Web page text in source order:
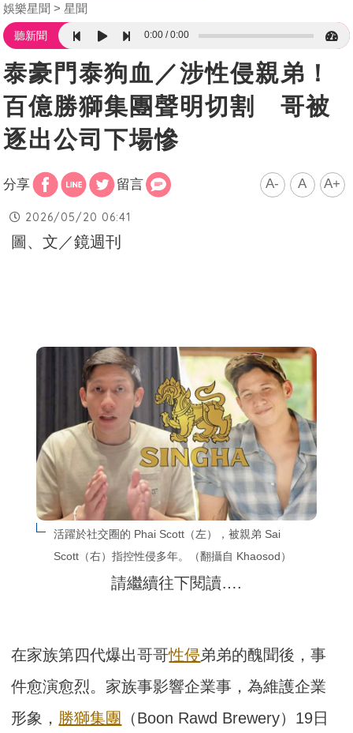
娛樂星聞 星聞
聽新聞 0:00 0:00
泰豪門泰狗血／涉性侵親弟！
百億勝獅集團聲明切割 哥被
逐出公司下場慘
分享 留言 A- A A+
2026/05/20 06:41
圖、文／鏡週刊
活躍於社交圈的 Phai Scott（左），被親弟 Sai
Scott（右）指控性侵多年。（翻攝自 Khaosod）
請繼續往下閱讀….
在家族第四代爆出哥哥性侵弟弟的醜聞後，事
件愈演愈烈。家族事影響企業事，為維護企業
形象， 勝獅集團
（Boon Rawd Brewery）19日